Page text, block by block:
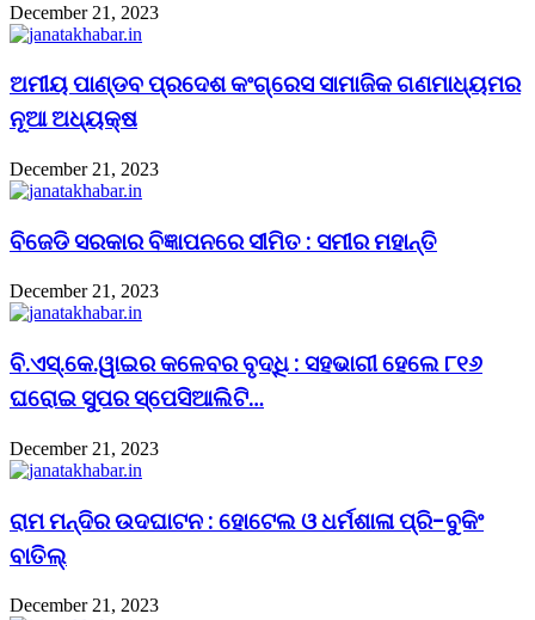
December 21, 2023
ଅମୀୟ ପାଣ୍ଡବ ପ୍ରଦେଶ କଂଗ୍ରେସ ସାମାଜିକ ଗଣମାଧ୍ୟମର
ନୂଆ ଅଧ୍ୟକ୍ଷ
December 21, 2023
ବିଜେଡି ସରକାର ବିଜ୍ଞାପନରେ ସୀମିତ : ସମୀର ମହାନ୍ତି
December 21, 2023
ବି.ଏସ୍.କେ.ୱାଇର କଳେବର ବୃଦ୍ଧି : ସହଭାଗୀ ହେଲେ ୮୧୬
ଘରୋଇ ସୁପର ସ୍ପେସିଆଲିଟି…
December 21, 2023
ରାମ ମନ୍ଦିର ଉଦଘାଟନ : ହୋଟେଲ ଓ ଧର୍ମଶାଳା ପ୍ରି-ବୁକିଂ
ବାତିଲ୍
December 21, 2023